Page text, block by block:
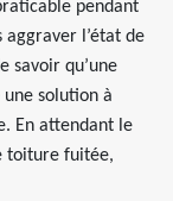
pendant
aggraver l’état de
savoir qu’une
solution à
En attendant le
toiture fuitée,